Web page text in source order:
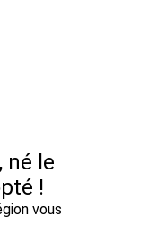
né le
!
vous